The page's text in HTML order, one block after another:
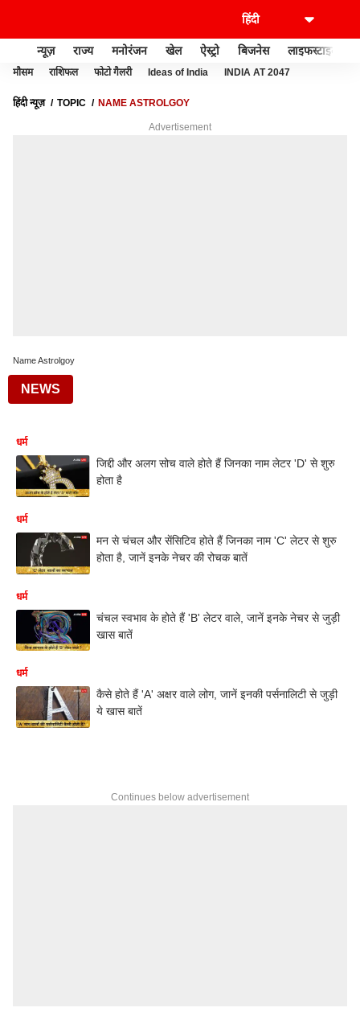
न्यूज़ राज्य मनोरंजन खेल ऐस्ट्रो बिजनेस लाइफस्टाइल
मौसम राशिफल फोटो गैलरी Ideas of India INDIA AT 2047
हिंदी न्यूज़ TOPIC NAME ASTROLGOY
Advertisement
Name Astrolgoy
NEWS
धर्म
जिद्दी और अलग सोच वाले होते हैं जिनका नाम लेटर 'D' से शुरु
होता है
धर्म
मन से चंचल और सेंसिटिव होते हैं जिनका नाम 'C' लेटर से शुरु
होता है, जानें इनके नेचर की रोचक बातें
धर्म
चंचल स्वभाव के होते हैं 'B' लेटर वाले, जानें इनके नेचर से जुड़ी
खास बातें
धर्म
कैसे होते हैं 'A' अक्षर वाले लोग, जानें इनकी पर्सनालिटी से जुड़ी
ये खास बातें
Continues below advertisement